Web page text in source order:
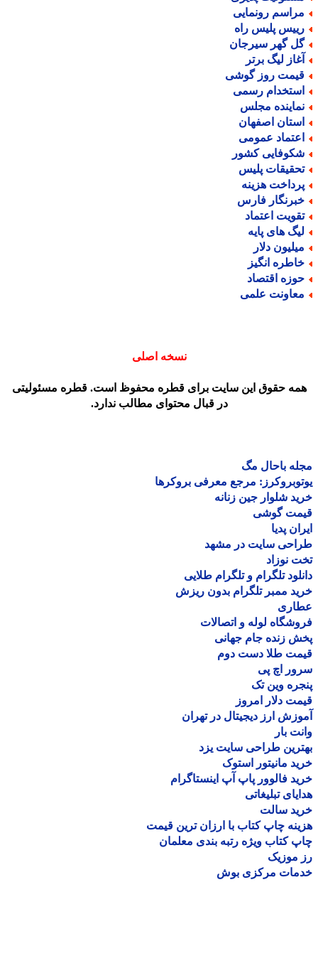
رونمایی
پلیس راه
گهر سیرجان
لیگ برتر
روز گوشی
رسمی
مجلس
اصفهان
عمومی
کشور
پلیس
هزینه
فارس
اعتماد
های پایه
دلار
انگیز
اقتصاد
علمی
نسخه اصلی
حقوق این سایت برای قطره محفوظ است. قطره مسئولیتی
در قبال محتوای مطالب ندارد.
باحال مگ
مرجع معرفی بروکرها
شلوار جین زنانه
گوشی
پدیا
سایت در مشهد
نوزاد
تلگرام و تلگرام طلایی
ممبر تلگرام بدون ریزش
لوله و اتصالات
زنده جام جهانی
طلا دست دوم
اچ پی
وین تک
دلار امروز
ارز دیجیتال در تهران
بار
طراحی سایت یزد
مانیتور استوک
فالوور پاپ آپ اینستاگرام
تبلیغاتی
سالت
چاپ کتاب با ارزان ترین قیمت
کتاب ویژه رتبه بندی معلمان
موزیک
مرکزی بوش